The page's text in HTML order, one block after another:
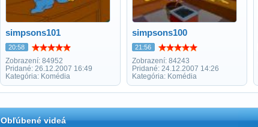
simpsons101
20:58
Zobrazení: 84952
Pridané: 26.12.2007 16:49
Kategória: Komédia
simpsons100
21:56
Zobrazení: 84243
Pridané: 24.12.2007 14:26
Kategória: Komédia
Obľúbené videá